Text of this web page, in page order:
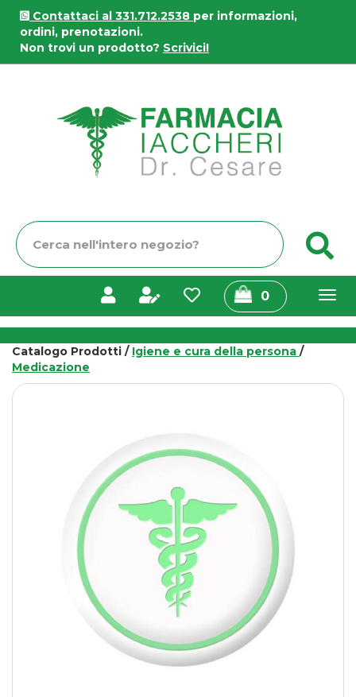
Passa
contenuto
principale
Contattaci al 331.712.2538 per informazioni,
ordini, prenotazioni.
Non trovi un prodotto? Scrivici!
Cerca
Prodotto
0prodotti
inseriti
Catalogo Prodotti / Igiene e cura della persona /
Medicazione